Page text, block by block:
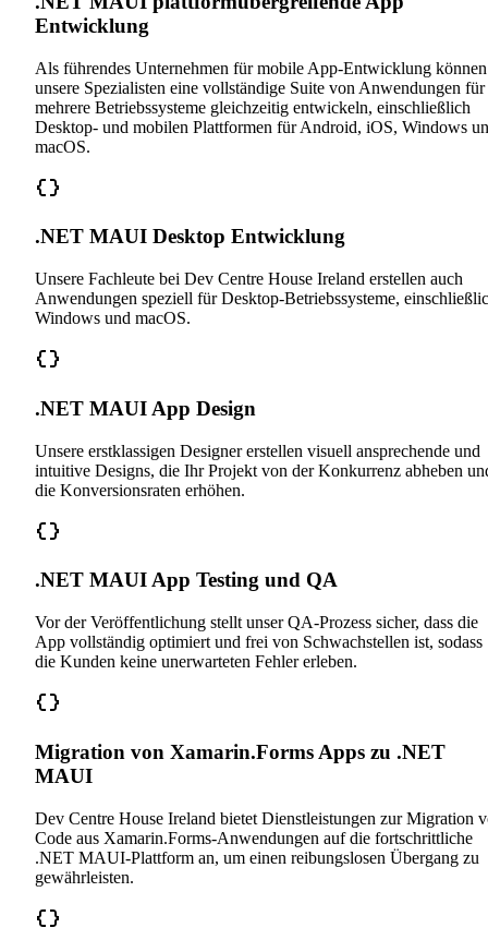
Entwicklung
Als führendes Unternehmen für mobile App-Entwicklung können
unsere Spezialisten eine vollständige Suite von Anwendungen für
mehrere Betriebssysteme gleichzeitig entwickeln, einschließlich
Desktop- und mobilen Plattformen für Android, iOS, Windows
macOS.
.NET MAUI Desktop Entwicklung
Unsere Fachleute bei Dev Centre House Ireland erstellen auch
Anwendungen speziell für Desktop-Betriebssysteme,
Windows und macOS.
.NET MAUI App Design
Unsere erstklassigen Designer erstellen visuell ansprechende und
intuitive Designs, die Ihr Projekt von der Konkurrenz abheben
die Konversionsraten erhöhen.
.NET MAUI App Testing und QA
Vor der Veröffentlichung stellt unser QA-Prozess sicher, dass die
App vollständig optimiert und frei von Schwachstellen ist, sodass
die Kunden keine unerwarteten Fehler erleben.
Migration von Xamarin.Forms Apps zu .NET
MAUI
Dev Centre House Ireland bietet Dienstleistungen zur Migration
Code aus Xamarin.Forms-Anwendungen auf die fortschrittliche
.NET MAUI-Plattform an, um einen reibungslosen Übergang zu
gewährleisten.